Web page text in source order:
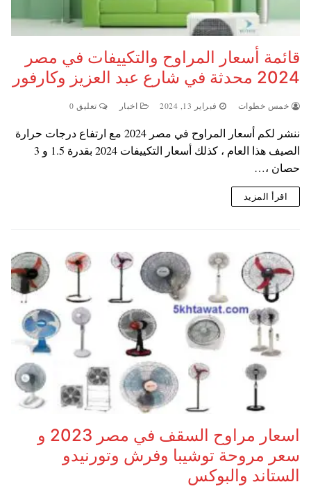
قائمة أسعار المراوح والتكييفات في مصر
2024 محدثة في شارع عبد العزيز وكارفور
خمس خطوات فبراير 13, 2024 اخبار تعليق 0
ننشر لكم أسعار المراوح في مصر 2024 مع ارتفاع درجات حرارة
الصيف هذا العام ، كذلك أسعار التكييفات 2024 بقدرة 1.5 و 3
حصان ،…
اقرأ المزيد
اسعار مراوح السقف في مصر 2023 و
سعر مروحة توشيبا وفرش وتورنيدو
الستاند والبوكس